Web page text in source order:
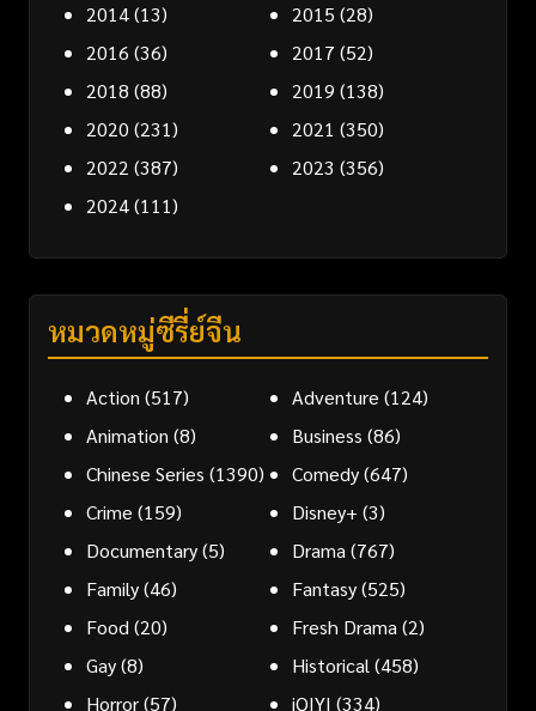
2014(13) 2015 (28)
2016 (36) 2017 (52)
2018 (88) 2019 (138)
2020 (231) 2021 (350)
2022 (387) 2023 (356)
2024(111)
หมวดหมู่ซีรี่ย์จีน
Action (517) Adventure (124)
Animation (8) Business (86)
Chinese Series (1390) Comedy(647)
Crime (159) Disney+ (3)
Documentary(5) Drama(767)
Family(46) Fantasy(525)
Food(20) Fresh Drama(2)
Gay(8) Historical(458)
Horror(57) iQIYI (334)